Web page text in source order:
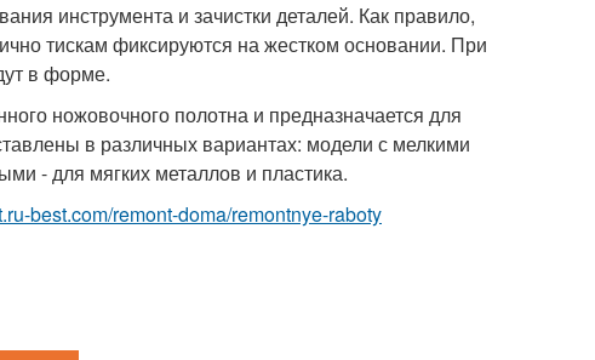
инструмента и зачистки деталей. Как правило,
тискам фиксируются на жестком основании. При
в форме.
ножовочного полотна и предназначается для
в различных вариантах: модели с мелкими
- для мягких металлов и пластика.
best.com/remont-doma/remontnye-raboty